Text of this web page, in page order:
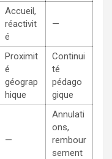
Accueil,
réactivit
é
—
Proximit
é
géograp
hique
Continui
té
pédago
gique
—
Annulati
ons,
rembour
sement